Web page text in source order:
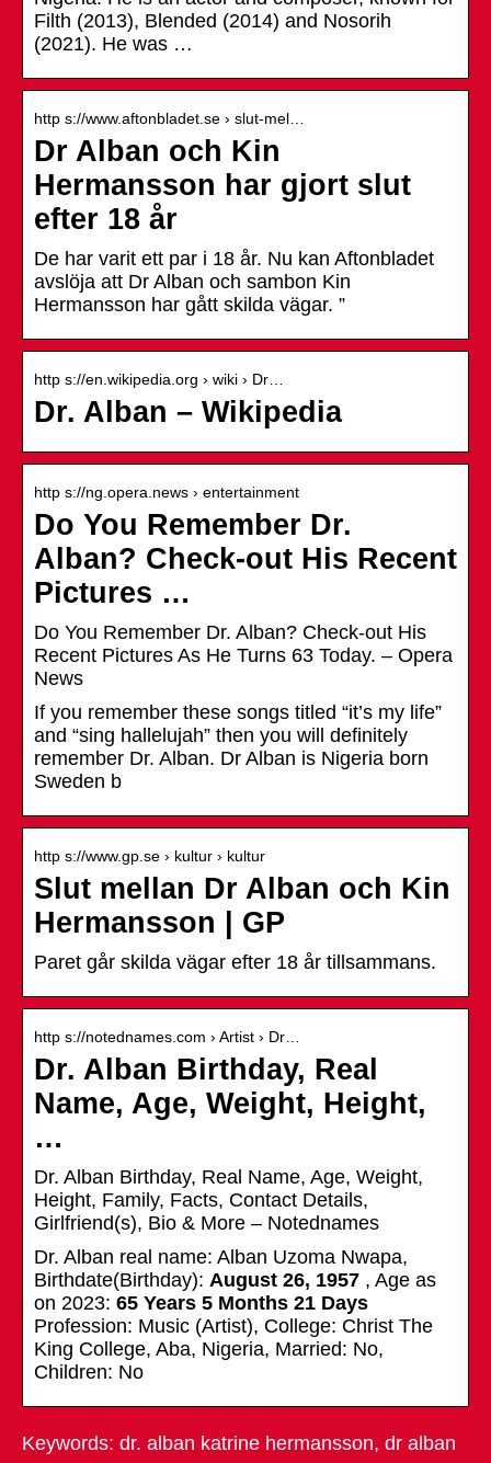
Filth (2013), Blended (2014) and Nosorih
(2021). He was …
http s://www.aftonbladet.se › slut-mel…
Dr Alban och Kin
Hermansson har gjort slut
efter 18 år
De har varit ett par i 18 år. Nu kan Aftonbladet
avslöja att Dr Alban och sambon Kin
Hermansson har gått skilda vägar. ”
http s://en.wikipedia.org › wiki › Dr…
Dr. Alban – Wikipedia
http s://ng.opera.news › entertainment
Do You Remember Dr.
Alban? Check-out His Recent
Pictures …
Do You Remember Dr. Alban? Check-out His
Recent Pictures As He Turns 63 Today. – Opera
News
If you remember these songs titled “it’s my life”
and “sing hallelujah” then you will definitely
remember Dr. Alban. Dr Alban is Nigeria born
Sweden b
http s://www.gp.se › kultur › kultur
Slut mellan Dr Alban och Kin
Hermansson | GP
Paret går skilda vägar efter 18 år tillsammans.
http s://notednames.com › Artist › Dr…
Dr. Alban Birthday, Real
Name, Age, Weight, Height,
…
Dr. Alban Birthday, Real Name, Age, Weight,
Height, Family, Facts, Contact Details,
Girlfriend(s), Bio & More – Notednames
Dr. Alban real name: Alban Uzoma Nwapa,
Birthdate(Birthday): August 26, 1957 , Age as
on 2023: 65 Years 5 Months 21 Days
Profession: Music (Artist), College: Christ The
King College, Aba, Nigeria, Married: No,
Children: No
Keywords: dr. alban katrine hermansson, dr alban